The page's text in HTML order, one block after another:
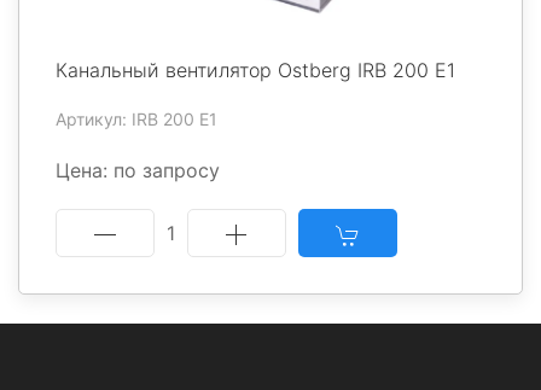
Канальный вентилятор Ostberg IRB 200 E1
Артикул: IRB 200 E1
Цена: по запросу
1